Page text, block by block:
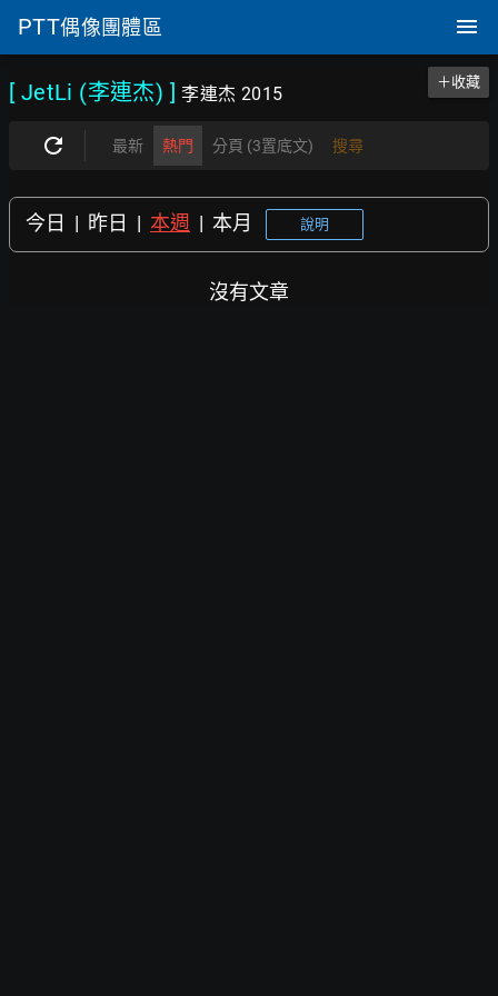
PTT偶像團體區
[ JetLi (李連杰) ]李連杰 2015
＋收藏
最新 熱門 分頁 (3置底文) 搜尋
今日 | 昨日 | 本週 | 本月 說明
沒有文章